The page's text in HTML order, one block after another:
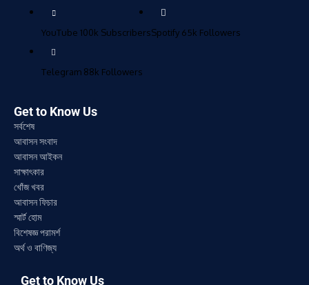
YouTube 100k SubscribersSpotify 65k Followers
Telegram 88k Followers
Get to Know Us
সর্বশেষ
আবাসন সংবাদ
আবাসন আইকন
সাক্ষাৎকার
খোঁজ খবর
আবাসন ফিচার
স্মার্ট হোম
বিশেষজ্ঞ পরামর্শ
অর্থ ও বাণিজ্য
Get to Know Us